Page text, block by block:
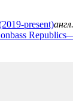
present)англ.